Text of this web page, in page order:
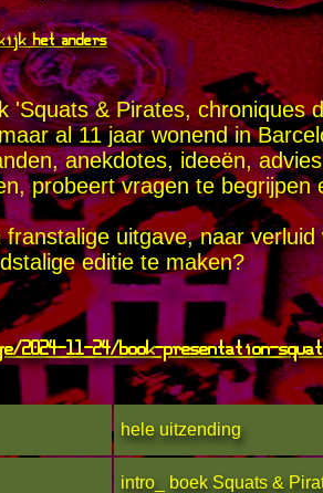
het anders
& Pirates, chroniques
al 11 jaar wonend in
anekdotes, ideeën,
probeert vragen te
uitgave, naar
editie te maken?
2024-11-24/book-presentation-
hele uitzending
intro_ boek Squats &